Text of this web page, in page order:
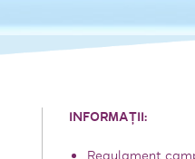
INFORMAȚII: